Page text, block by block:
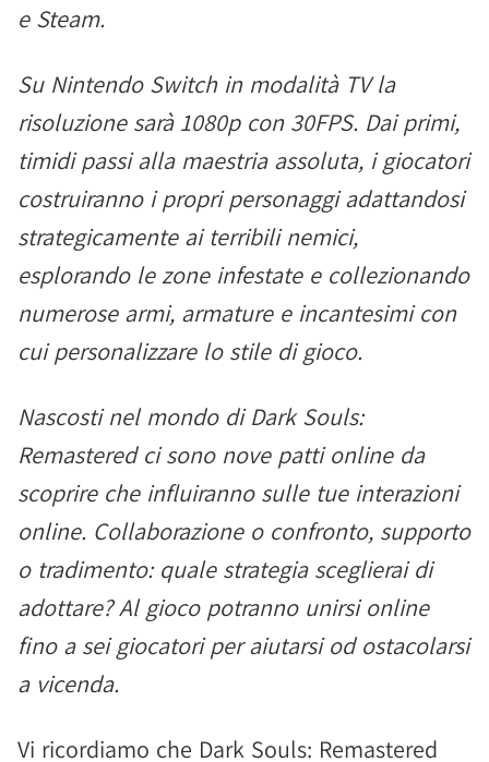
e Steam.
Su Nintendo Switch in modalità TV la
risoluzione sarà 1080p con 30FPS. Dai primi,
timidi passi alla maestria assoluta, i giocatori
costruiranno i propri personaggi adattandosi
strategicamente ai terribili nemici,
esplorando le zone infestate e collezionando
numerose armi, armature e incantesimi con
cui personalizzare lo stile di gioco.
Nascosti nel mondo di Dark Souls:
Remastered ci sono nove patti online da
scoprire che influiranno sulle tue interazioni
online. Collaborazione o confronto, supporto
o tradimento: quale strategia sceglierai di
adottare? Al gioco potranno unirsi online
fino a sei giocatori per aiutarsi od ostacolarsi
a vicenda.
Vi ricordiamo che Dark Souls: Remastered